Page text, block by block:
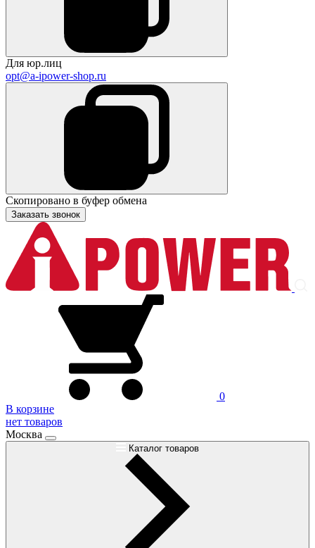
Для юр.лиц
opt@a-ipower-shop.ru
Скопировано в буфер обмена
Заказать звонок
0
В корзине
нет товаров
Москва
Каталог товаров